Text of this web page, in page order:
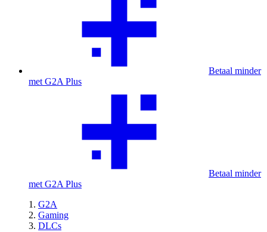
Betaal minder
met G2A Plus
Betaal minder
met G2A Plus
G2A
Gaming
DLCs